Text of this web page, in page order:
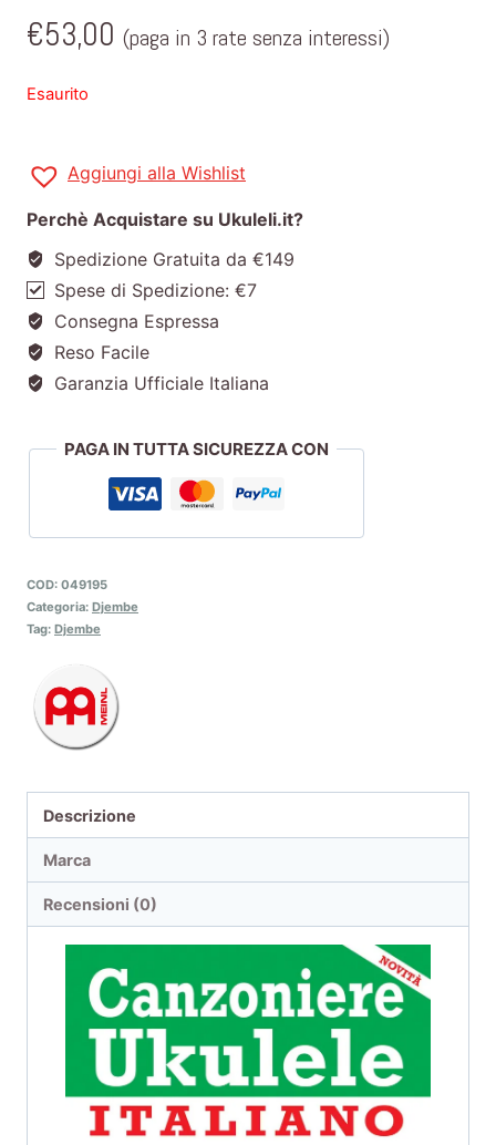
€53,00 (paga in 3 rate senza interessi)
Esaurito
Aggiungi alla Wishlist
Perchè Acquistare su Ukuleli.it?
Spedizione Gratuita da €149
Spese di Spedizione: €7
Consegna Espressa
Reso Facile
Garanzia Ufficiale Italiana
PAGA IN TUTTA SICUREZZA CON
COD: 049195
Categoria: Djembe
Tag: Djembe
Descrizione
Marca
Recensioni (0)